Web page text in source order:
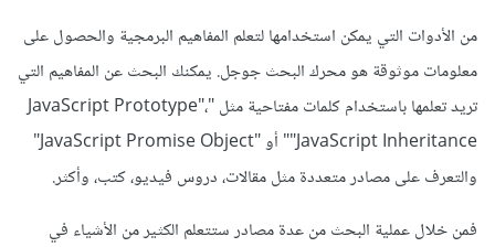
من الأدوات التي يمكن استخدامها لتعلم المفاهيم البرمجية والحصول على
معلومات موثوقة هو محرك البحث جوجل. يمكنك البحث عن المفاهيم التي
تريد تعلمها باستخدام كلمات مفتاحية مثل "JavaScript Prototype"،
"JavaScript Inheritance" أو "JavaScript Promise Object"
والتعرف على مصادر متعددة مثل مقالات، دروس فيديو، كتب، وأكثر.
فمن خلال عملية البحث من عدة مصادر ستتعلم الكثير من الأشياء في